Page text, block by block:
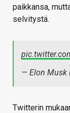
paikkansa,
selvitystä.
— Elon Musk
Twitterin